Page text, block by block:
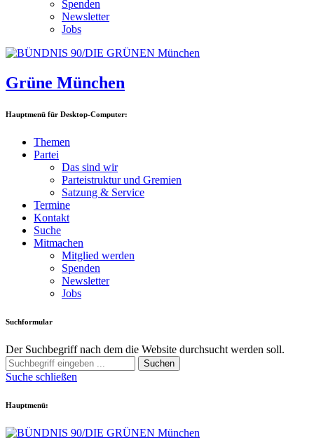
Spenden
Newsletter
Jobs
Grüne München
Hauptmenü für Desktop-Computer:
Themen
Partei
Das sind wir
Parteistruktur und Gremien
Satzung & Service
Termine
Kontakt
Suche
Mitmachen
Mitglied werden
Spenden
Newsletter
Jobs
Suchformular
Der Suchbegriff nach dem die Website durchsucht werden soll.
Suchen
Suche schließen
Hauptmenü: